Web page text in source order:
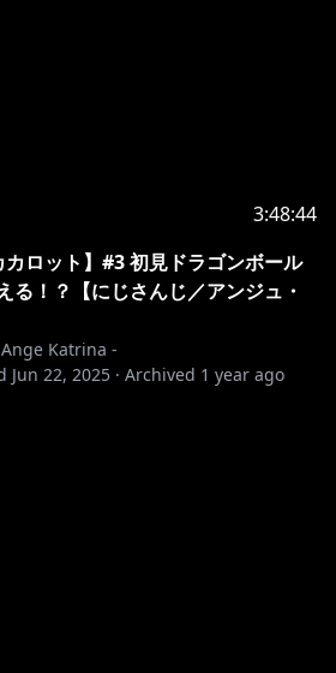
3:48:44
カロット】#3 初見ドラゴンボール
る！？【にじさんじ／アンジュ・
Ange Katrina -
Jun 22, 2025 · Archived 1 year ago